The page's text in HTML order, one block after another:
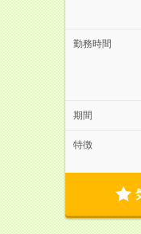
勤務時間
期間
特徴